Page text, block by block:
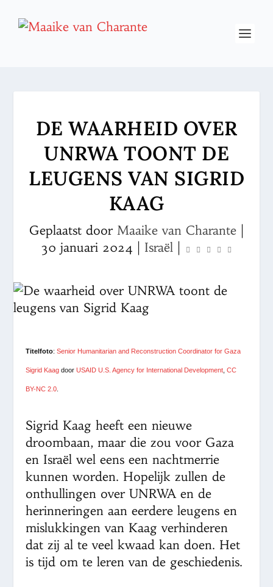
DE WAARHEID OVER
UNRWA TOONT DE
LEUGENS VAN SIGRID
KAAG
Geplaatst door Maaike van Charante
30 januari 2024
Israël
Titelfoto:Senior Humanitarian and Reconstruction Coordinator for Gaza
Sigrid Kaag doorUSAID U.S. Agency for International Development ,CC
BY-NC 2.0
Sigrid Kaag heeft een nieuwe
droombaan, maar die zou voor Gaza
en Israël wel eens een nachtmerrie
kunnen worden. Hopelijk zullen de
onthullingen over UNRWA en de
herinneringen aan eerdere leugens en
mislukkingen van Kaag verhinderen
dat zij al te veel kwaad kan doen. Het
is tijd om te leren van de geschiedenis.